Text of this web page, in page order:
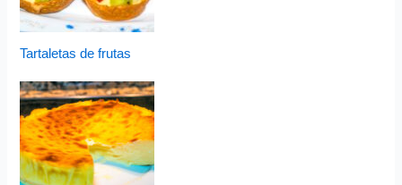
Tartaletas de frutas